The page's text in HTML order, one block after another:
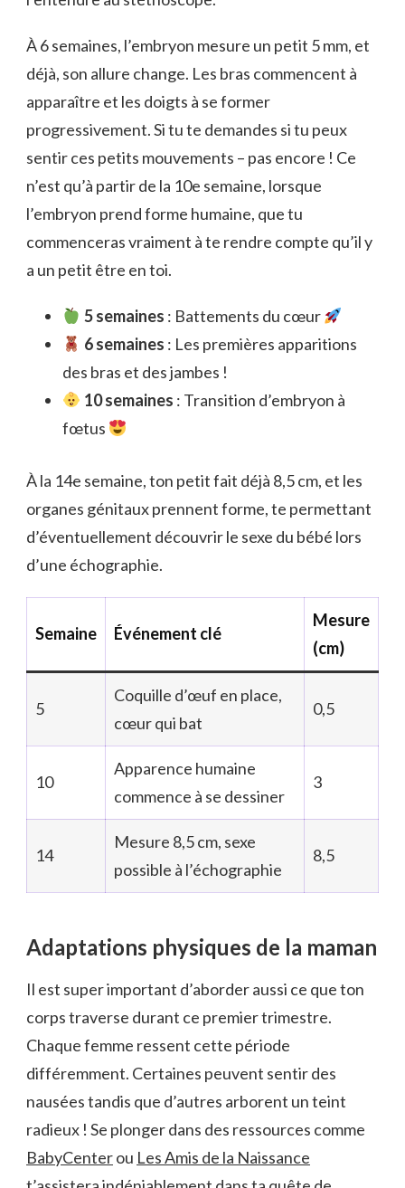
À 6 semaines, l’embryon mesure un petit 5 mm, et
déjà, son allure change. Les bras commencent à
apparaître et les doigts à se former
progressivement. Si tu te demandes si tu peux
sentir ces petits mouvements – pas encore ! Ce
n’est qu’à partir de la 10e semaine, lorsque
l’embryon prend forme humaine, que tu
commenceras vraiment à te rendre compte qu’il y
a un petit être en toi.
5 semaines : Battements du cœur
6 semaines : Les premières apparitions
des bras et des jambes !
10 semaines : Transition d’embryon à
fœtus
À la 14e semaine, ton petit fait déjà 8,5 cm, et les
organes génitaux prennent forme, te permettant
d’éventuellement découvrir le sexe du bébé lors
d’une échographie.
Semaine Événement clé
Mesure
(cm)
5
Coquille d’œuf en place,
cœur qui bat
0,5
10
Apparence humaine
commence à se dessiner
3
14
Mesure 8,5 cm, sexe
possible à l’échographie
8,5
Adaptations physiques de la maman
Il est super important d’aborder aussi ce que ton
corps traverse durant ce premier trimestre.
Chaque femme ressent cette période
différemment. Certaines peuvent sentir des
nausées tandis que d’autres arborent un teint
radieux ! Se plonger dans des ressources comme
BabyCenterou Les Amis de la Naissance